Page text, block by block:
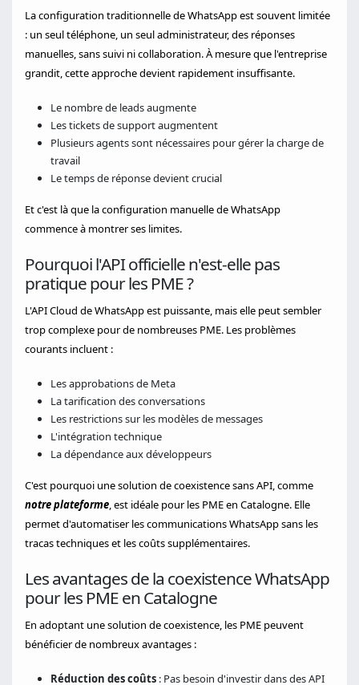
La configuration traditionnelle de WhatsApp est souvent limitée
: un seul téléphone, un seul administrateur, des réponses
manuelles, sans suivi ni collaboration. À mesure que l'entreprise
grandit, cette approche devient rapidement insuffisante.
Le nombre de leads augmente
Les tickets de support augmentent
Plusieurs agents sont nécessaires pour gérer la charge de
travail
Le temps de réponse devient crucial
Et c'est là que la configuration manuelle de WhatsApp
commence à montrer ses limites.
Pourquoi l'API officielle n'est-elle pas
pratique pour les PME ?
L'API Cloud de WhatsApp est puissante, mais elle peut sembler
trop complexe pour de nombreuses PME. Les problèmes
courants incluent :
Les approbations de Meta
La tarification des conversations
Les restrictions sur les modèles de messages
L'intégration technique
La dépendance aux développeurs
C'est pourquoi une solution de coexistence sans API, comme
notre plateforme, est idéale pour les PME en Catalogne. Elle
permet d'automatiser les communications WhatsApp sans les
tracas techniques et les coûts supplémentaires.
Les avantages de la coexistence WhatsApp
pour les PME en Catalogne
En adoptant une solution de coexistence, les PME peuvent
bénéficier de nombreux avantages :
Réduction des coûts : Pas besoin d'investir dans des API